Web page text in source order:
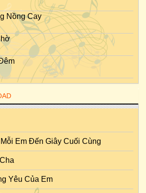
Nồng Cay
Em Đến Giây Cuối Cùng
Yêu Của Em